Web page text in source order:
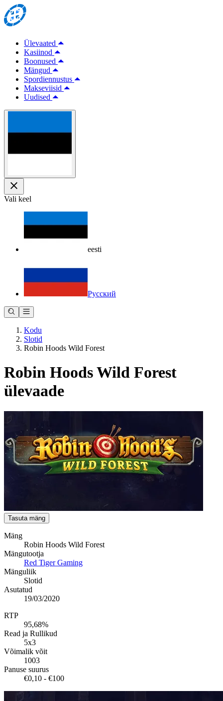
Ülevaated
Kasiinod
Boonused
Mängud
Spordiennustus
Makseviisid
Uudised
Vali keel
eesti
Русский
Kodu
Slotid
Robin Hoods Wild Forest
Robin Hoods Wild Forest
ülevaade
Tasuta mäng
Mäng
Robin Hoods Wild Forest
Mängutootja
Red Tiger Gaming
Mänguliik
Slotid
Asutatud
19/03/2020
RTP
95,68%
Read ja Rullikud
5x3
Võimalik võit
1003
Panuse suurus
€0,10 - €100